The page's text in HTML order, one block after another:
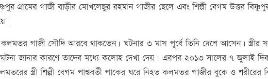
গ্রামের গাজী বাড়ীর মোখলেছুর রহমান গাজীর ছেলে এবং শিল্পী বেগম উত্তর
গাজী সৌদি আরবে থাকতেন। ঘটনার ৩ মাস পূর্বে তিনি দেশে আসেন। স্ত্রীর
জানার কারণে তাদের মধ্যে কলোহ দেখা দেয়। এরপর ২০১৩ সালের ৭ জুলাই
স্ত্রী শিল্পী বেগম পাশ্ববর্তী পাকের ঘরে নিহত কলমতর গাজীর বুকে ও শরীরের